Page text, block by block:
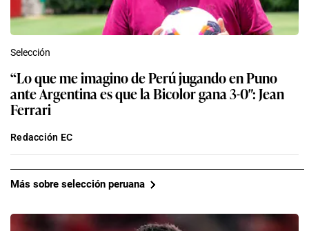
Selección
“Lo que me imagino de Perú jugando en Puno
ante Argentina es que la Bicolor gana 3-0″: Jean
Ferrari
Redacción EC
Más sobre selección peruana